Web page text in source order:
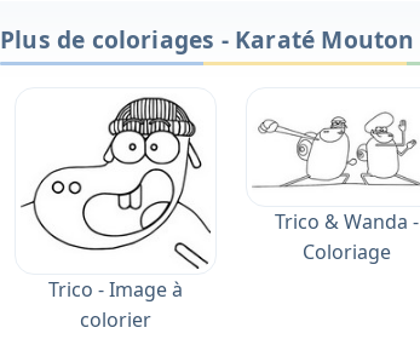
Plus de coloriages - Karaté Mouton
Trico - Image à
colorier
Trico & Wanda -
Coloriage